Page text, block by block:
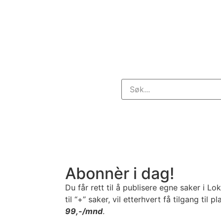
Abonnèr i dag!
Du får rett til å publisere egne saker i
til “+” saker, vil etterhvert få tilgang til
99,-/mnd.